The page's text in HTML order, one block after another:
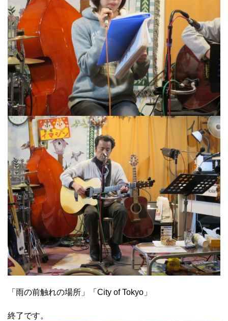
「雨の前触れの場所」「City of Tokyo」
終了です。